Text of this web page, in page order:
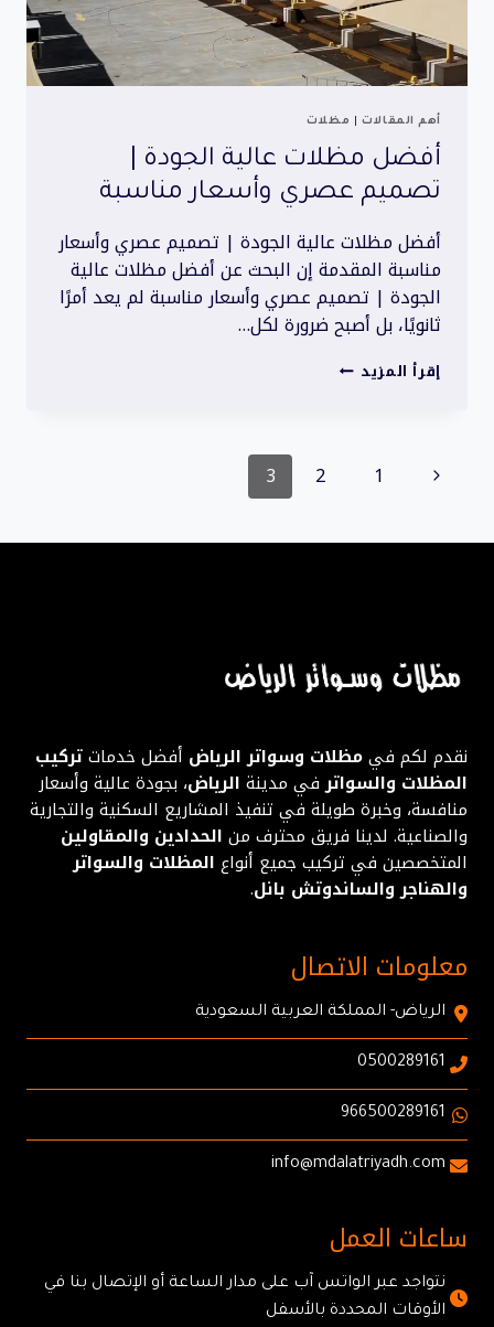
أهم المقالات مظلات
أفضل مظلات عالية الجودة |
تصميم عصري وأسعار مناسبة
أفضل مظلات عالية الجودة | تصميم عصري وأسعار
مناسبة المقدمة إن البحث عن أفضل مظلات عالية
الجودة | تصميم عصري وأسعار مناسبة لم يعد أمرًا
ثانويًا، بل أصبح ضرورة لكل…
إقرأ المزيد أفضل
تصميم
مناسبة
تنقل
الصفحة
الصفحة
1
2
3
نقدم لكم فيمظلات وسواتر الرياض أفضل خدماتتركيب
المظلات والسواترفي مدينة الرياض، بجودة عالية وأسعار
منافسة، وخبرة طويلة في تنفيذ المشاريع السكنية والتجارية
والصناعية. لدينا فريق محترف من الحدادين والمقاولين
المتخصصين في تركيب جميع أنواع المظلات والسواتر
والهناجر والساندوتش بانل.
معلومات الاتصال
الرياض- المملكة العربية السعودية
0500289161
966500289161
info@mdalatriyadh.com
ساعات العمل
نتواجد عبر الواتس آب على مدار الساعة أو الإتصال بنا في
الأوقات المحددة بالأسفل